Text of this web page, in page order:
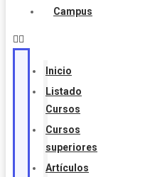
Campus
Inicio
Listado
Cursos
Cursos
superiores
Artículos